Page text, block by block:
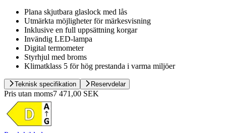
Plana skjutbara glaslock med lås
Utmärkta möjligheter för märkesvisning
Inklusive en full uppsättning korgar
Invändig LED-lampa
Digital termometer
Styrhjul med broms
Klimatklass 5 för hög prestanda i varma miljöer
Teknisk specifikation Reservdelar
Pris utan moms7 471,00 SEK